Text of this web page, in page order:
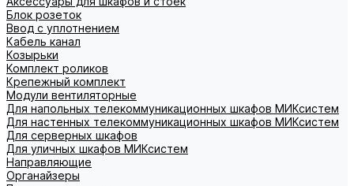
Блок розеток
Ввод с уплотнением
Кабель канал
Козырьки
Комплект роликов
Крепежный комплект
Модули вентиляторные
Для напольных телекоммуникационных шкафов МИКсистем
Для настенных телекоммуникационных шкафов МИКсистем
Для серверных шкафов
Для уличных шкафов МИКсистем
Направляющие
Органайзеры